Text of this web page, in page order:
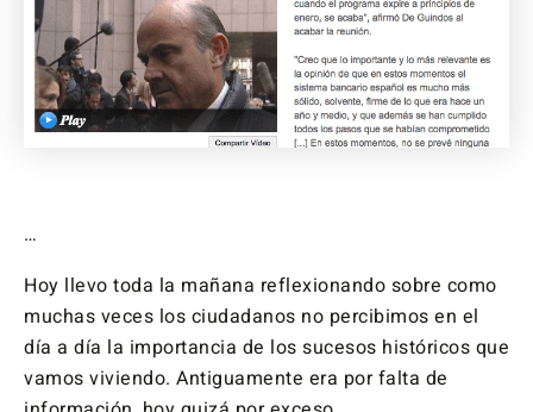
…
Hoy llevo toda la mañana reflexionando sobre como
muchas veces los ciudadanos no percibimos en el
día a día la importancia de los sucesos históricos que
vamos viviendo. Antiguamente era por falta de